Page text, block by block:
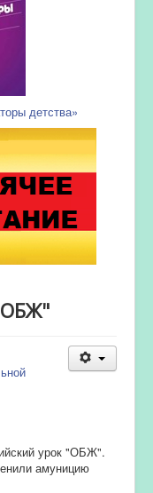
детства»
урок "ОБЖ".
амуницию